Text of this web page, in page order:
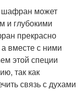
шафран может
и глубокими
прекрасно
вместе с ними
этой специи
так как
связь с духами